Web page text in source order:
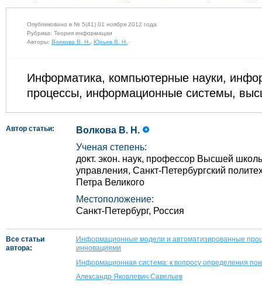
Опубликовано в № 5(41) 01 ноября 2012 года
Рубрика: Теория информации
Авторы: Волкова В. Н., Юрьев В. Н.
Информатика, компьютерные науки,
процессы, информационные системы,
Автор статьи:
Волкова В. Н.
Ученая степень:
докт. экон. наук, профессор Высшей
управления, Санкт-Петербургский
Петра Великого
Местоположение:
Санкт-Петербург, Россия
Все статьи
автора:
Информационные модели и автоматизированные
инновациями
Информационная система: к вопросу определения
Александр Яковлевич Савельев